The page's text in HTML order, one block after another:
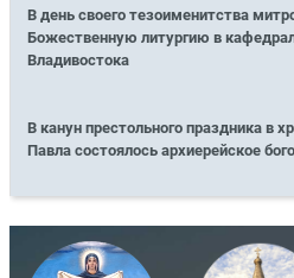
В день своего тезоименитства
Божественную литургию в
Владивостока
В канун престольного праздника в
Павла состоялось архиерейское